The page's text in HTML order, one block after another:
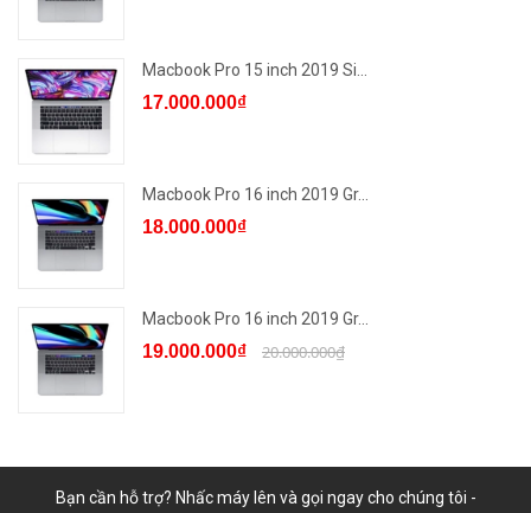
Macbook Pro 15 inch 2019 Si...
17.000.000₫
Macbook Pro 16 inch 2019 Gr...
18.000.000₫
Macbook Pro 16 inch 2019 Gr...
19.000.000₫ 20.000.000₫
Bạn cần hỗ trợ? Nhấc máy lên và gọi ngay cho chúng tôi -